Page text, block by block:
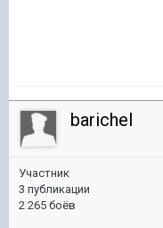
barichel
Участник
3 публикации
2 265 боёв